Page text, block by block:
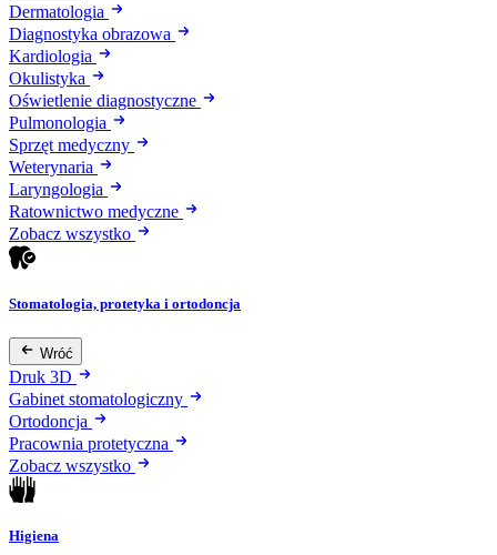
Dermatologia
Diagnostyka obrazowa
Kardiologia
Okulistyka
Oświetlenie diagnostyczne
Pulmonologia
Sprzęt medyczny
Weterynaria
Laryngologia
Ratownictwo medyczne
Zobacz wszystko
Stomatologia, protetyka i ortodoncja
Wróć
Druk 3D
Gabinet stomatologiczny
Ortodoncja
Pracownia protetyczna
Zobacz wszystko
Higiena